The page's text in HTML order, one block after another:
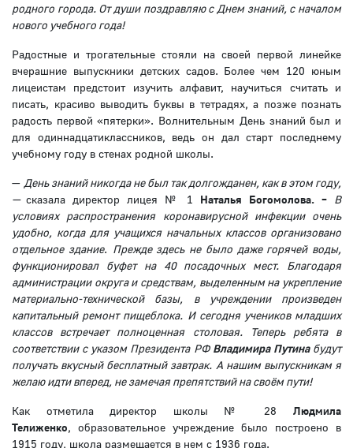
родного города. От души поздравляю с Днем знаний, с началом
нового учебного года!
Радостные и трогательные стояли на своей первой линейке
вчерашние выпускники детских садов. Более чем 120 юным
лицеистам предстоит изучить алфавит, научиться считать и
писать, красиво выводить буквы в тетрадях, а позже познать
радость первой «пятерки». Волнительным День знаний был и
для одиннадцатиклассников, ведь он дал старт последнему
учебному году в стенах родной школы.
— День знаний никогда не был так долгожданен, как в этом году,
— сказала директор лицея № 1 Наталья Богомолова. – В
условиях распространения коронавирусной инфекции очень
удобно, когда для учащихся начальных классов организовано
отдельное здание. Прежде здесь не было даже горячей воды,
функционировал буфет на 40 посадочных мест. Благодаря
администрации округа и средствам, выделенным на укрепление
материально-технической базы, в учреждении произведен
капитальный ремонт пищеблока. И сегодня учеников младших
классов встречает полноценная столовая. Теперь ребята в
соответствии с указом Президента РФ Владимира Путинабудут
получать вкусный бесплатный завтрак. А нашим выпускникам я
желаю идти вперед, не замечая препятствий на своём пути!
Как отметила директор школы № 28 Людмила
Телиженко, образовательное учреждение было построено в
1915 году, школа размещается в нем с 1936 года.